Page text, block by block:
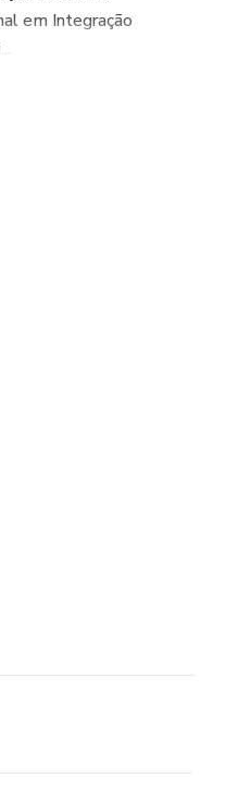
em Integração